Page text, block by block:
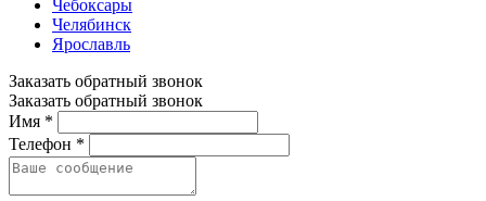
Чебоксары
Челябинск
Ярославль
Заказать обратный звонок
Заказать обратный звонок
Имя *
Телефон *